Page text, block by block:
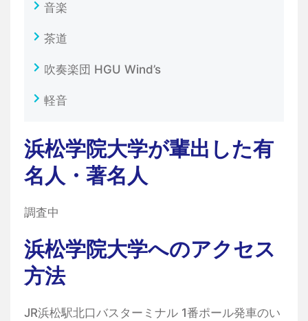
音楽
茶道
吹奏楽団 HGU Wind’s
軽音
浜松学院大学が輩出した有
名人・著名人
調査中
浜松学院大学へのアクセス
方法
JR浜松駅北口バスターミナル 1番ポール発車のい